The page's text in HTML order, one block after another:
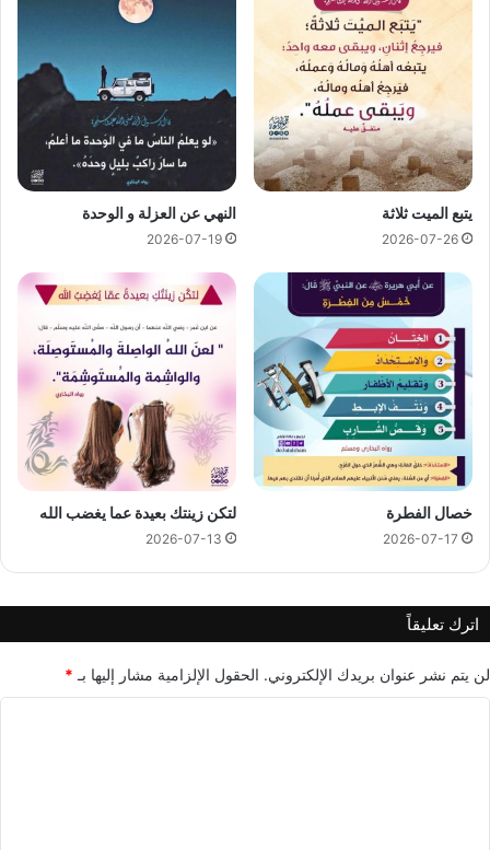
يتبع الميت ثلاثة
2026-07-26
النهي عن العزلة و الوحدة
2026-07-19
خصال الفطرة
2026-07-17
لتكن زينتك بعيدة عما يغضب الله
2026-07-13
اترك تعليقاً
لن يتم نشر عنوان بريدك الإلكتروني. الحقول الإلزامية مشار إليها بـ *